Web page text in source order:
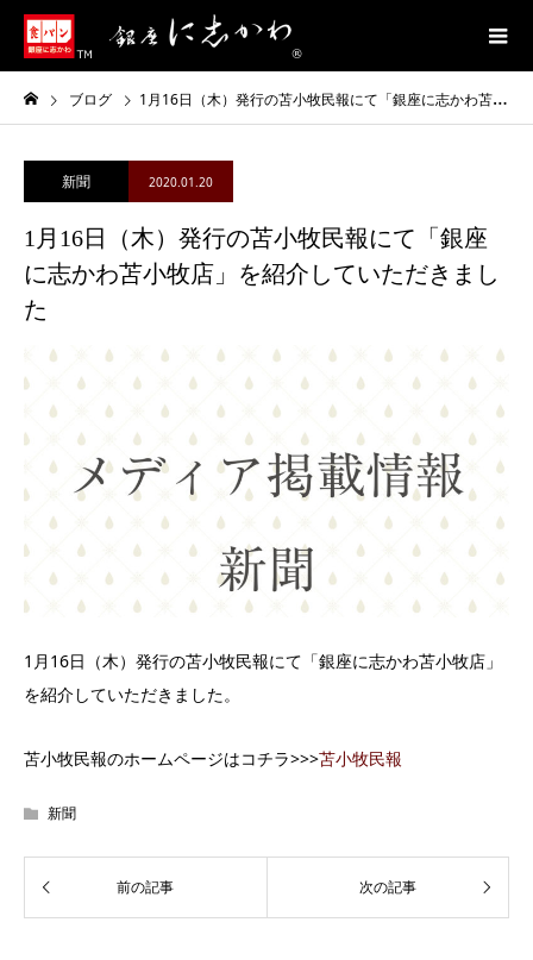
ブログ 1月16日（木）発行の苫小牧民報にて「銀座に志かわ苫小牧店」を紹介していただきました
新聞 2020.01.20
1月16日（木）発行の苫小牧民報にて「銀座
に志かわ苫小牧店」を紹介していただきまし
た
1月16日（木）発行の苫小牧民報にて「銀座に志かわ苫小牧店」
を紹介していただきました。
苫小牧民報のホームページはコチラ>>>苫小牧民報
新聞